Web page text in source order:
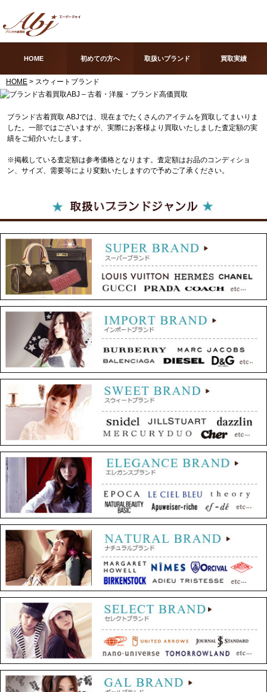
HOME 初めての方へ 取扱いブランド 買取実績
HOME > スウィートブランド
ブランド古着買取 ABJでは、現在までたくさんのアイテムを買取してまいりま
した。一部ではございますが、実際にお客様より買取いたしました査定額の実
績をご紹介いたします。
※掲載している査定額は参考価格となります。査定額はお品のコンディショ
ン、サイズ、需要等により変動いたしますので予めご了承ください。